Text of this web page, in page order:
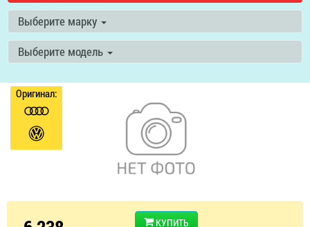
Выберите марку
Выберите модель
Оригинал:
КУПИТЬ